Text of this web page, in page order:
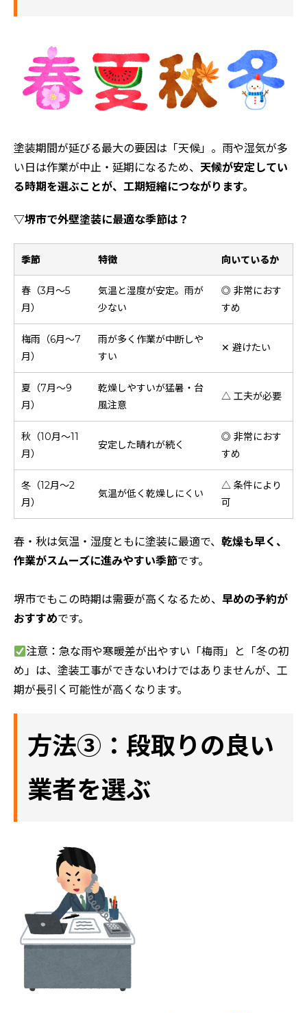
塗装期間が延びる最大の要因は「天候」。雨や湿気が多
い日は作業が中止・延期になるため、 天候が安定してい
る時期を選ぶことが、工期短縮につながります。
▽堺市で外壁塗装に最適な季節は？
季節 特徴 向いているか
春（3月～5
月）
気温と湿度が安定。雨が
少ない
◎ 非常におす
すめ
梅雨（6月～7
月）
雨が多く作業が中断しや
すい
✕ 避けたい
夏（7月～9
月）
乾燥しやすいが猛暑・台
風注意
△ 工夫が必要
秋（10月～11
月）
安定した晴れが続く
◎ 非常におす
すめ
冬（12月～2
月）
気温が低く乾燥しにくい
△ 条件により
可
春・秋は気温・湿度ともに塗装に最適で、 乾燥も早く、
作業がスムーズに進みやすい季節です。
堺市でもこの時期は需要が高くなるため、 早めの予約が
おすすめです。
注意：急な雨や寒暖差が出やすい「梅雨」と「冬の初
め」は、塗装工事ができないわけではありませんが、工
期が長引く可能性が高くなります。
方法③：段取りの良い
業者を選ぶ